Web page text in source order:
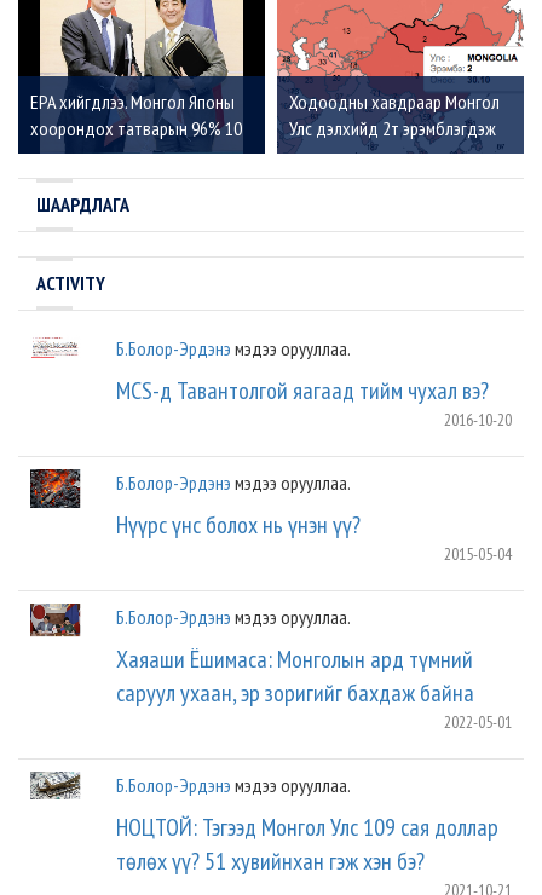
EPA хийгдлээ. Монгол Японы
хоорондох татварын 96% 10
жилийн дотор байхгүй болно
Ходоодны хавдраар Монгол
Улс дэлхийд 2т эрэмблэгдэж
байна.
ШААРДЛАГА
ACTIVITY
Б.Болор-Эрдэнэ мэдээ орууллаа.
МСS-д Тавантолгой яагаад тийм чухал вэ?
2016-10-20
Б.Болор-Эрдэнэ мэдээ орууллаа.
Нүүрс үнс болох нь үнэн үү?
2015-05-04
Б.Болор-Эрдэнэ мэдээ орууллаа.
Хаяаши Ёшимаса: Монголын ард түмний
саруул ухаан, эр зоригийг бахдаж байна
2022-05-01
Б.Болор-Эрдэнэ мэдээ орууллаа.
НОЦТОЙ: Тэгээд Монгол Улс 109 сая доллар
төлөх үү? 51 хувийнхан гэж хэн бэ?
2021-10-21